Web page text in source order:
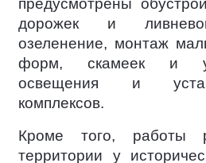
предусмотрены
дорожек и
озеленение, монтаж
форм, скамеек и
освещения и
комплексов.
Кроме того, работы
территории у